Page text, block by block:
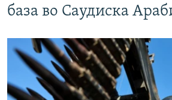
база во Саудиска